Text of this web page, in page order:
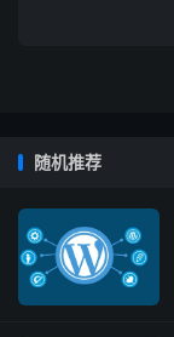
随机推荐